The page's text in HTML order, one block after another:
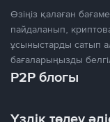
Өзіңіз қалаған
пайдаланып,
ұсыныстарды сатып
бағаларыңызды
P2P блогы